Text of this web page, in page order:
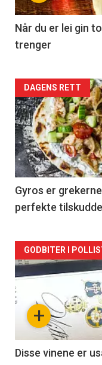
Når du er lei gin
trenger
Forsiden
akkurat
nå
-
2
DAGENS RETT
Gyros er
perfekte
Forsiden
akkurat
nå
3
+
GODBITER I
Disse vinene er